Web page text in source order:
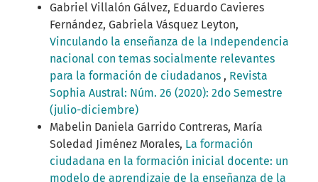
Gabriel Villalón Gálvez, Eduardo Cavieres
Fernández, Gabriela Vásquez Leyton,
Vinculando la enseñanza de la Independencia
nacional con temas socialmente relevantes
para la formación de ciudadanos , Revista
Sophia Austral: Núm. 26 (2020): 2do Semestre
(julio-diciembre)
Mabelin Daniela Garrido Contreras, María
Soledad Jiménez Morales, La formación
ciudadana en la formación inicial docente: un
modelo de aprendizaje de la enseñanza de la